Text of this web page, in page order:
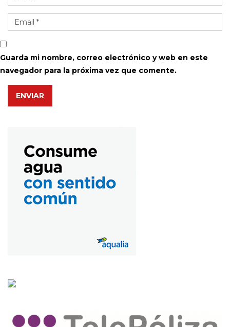
Guarda mi nombre, correo electrónico y web en este
navegador para la próxima vez que comente.
ENVIAR